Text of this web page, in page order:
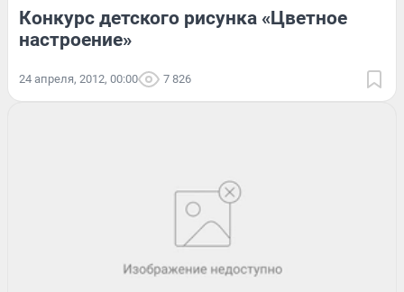
Конкурс детского рисунка «Цветное
настроение»
24 апреля, 2012, 00:00 7 826